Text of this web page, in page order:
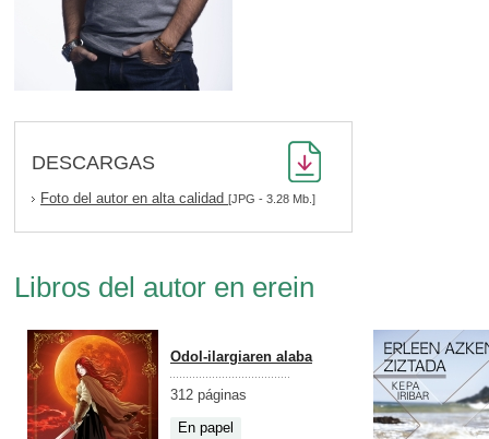
DESCARGAS
Foto del autor en alta calidad [JPG - 3.28 Mb.]
Libros del autor en erein
Odol-ilargiaren alaba
312 páginas
En papel